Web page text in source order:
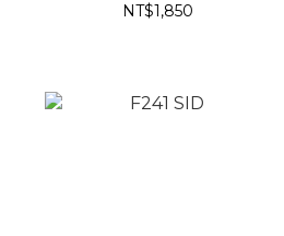
NT$1,850